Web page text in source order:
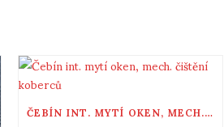
ČEBÍN INT. MYTÍ OKEN, MECH. ČIŠTĚNÍ KOBERCŮ